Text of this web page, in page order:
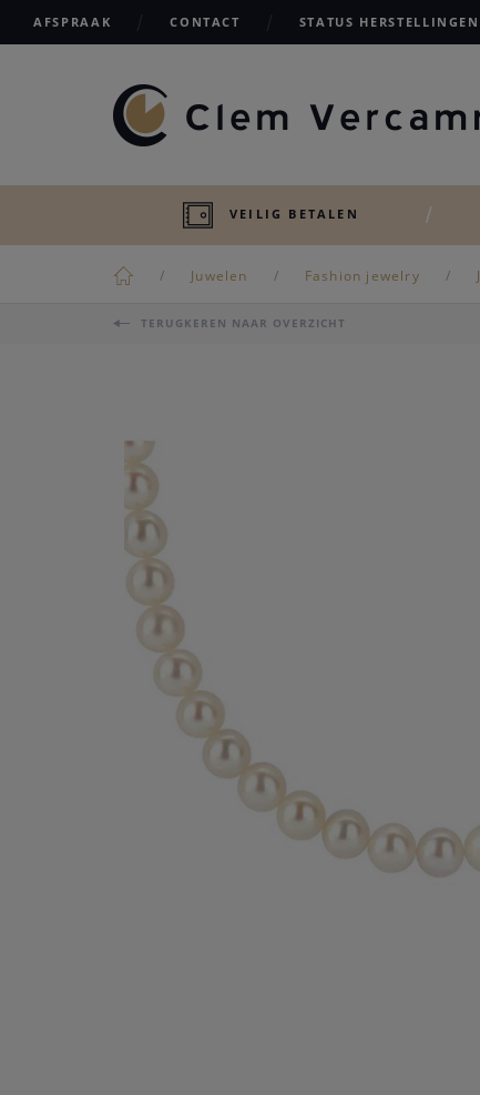
AFSPRAAK CONTACT STATUS HERSTELLINGEN
VEILIG BETALEN
Juwelen Fashion jewelry
TERUGKEREN NAAR OVERZICHT